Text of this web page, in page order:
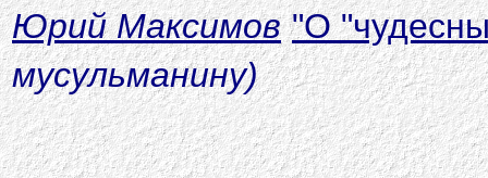
Юрий Максимов "О"
мусульманину)